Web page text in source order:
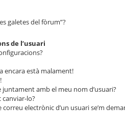
galetes del fòrum”?
de l’usuari
encara està malament!
amb el meu nom d’usuari?
canviar-lo?
correu electrònic d’un usuari se’m